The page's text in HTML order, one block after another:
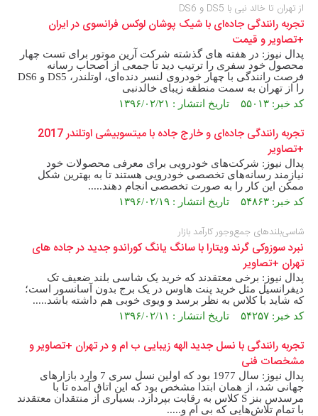
از تهران تا خالد نبی با DS5 و DS6
تجربه رانندگی جاده‌‌ای با شیک پوشان لوکس فرانسوی در ایران
+تصاویر و قیمت
پدال نیوز: در هفته های گذشته شرکت آرین موتور برای تست چهار
محصول خود سفری را ترتیب دید تا جمعی از اصحاب رسانه
فرصت رانندگی با چهار خودروی لنسر دنده‌ای، اوتلندر، DS5 و DS6
را از تهران به سمت منطقه زیبای خالدنبی
کد خبر: ۵۵۰۱۳ تاریخ انتشار : ۱۳۹۶/۰۲/۲۱
تجربه رانندگی جاده‌ای و خارج جاده با میتسوبیشی اوتلندر 2017
+تصاویر
پدال نیوز: شرکت‌های خودرویی برای معرفی محصولات خود
نیازمند رسانه‌های تخصصی خودرویی هستند تا به بهترین شکل
ممکن این ‌کار را به صورت تخصصی انجام دهند.....
کد خبر: ۵۴۸۶۳ تاریخ انتشار : ۱۳۹۶/۰۲/۱۹
شاسی‌بلندهای جمع‌و‌جور کارآمد بازار
نبرد سوزوکی گرند ویتارا با سانگ یانگ کوراندو جدید در جاده های
تهران +تصاویر
پدال نیوز: برخی معتقدند که خرید یک شاسی بلند ضعیف تک
دیفرانسیل مثل خرید پنت هاوس در یک برج بدون آسانسور است؛
که شاید با کلاس به نظر برسد و ویوی خوبی هم داشته باشد.....
کد خبر: ۵۴۲۵۷ تاریخ انتشار : ۱۳۹۶/۰۲/۱۱
تجربه رانندگی با نسل جدید الهه زیبایی ب ام و در تهران +تصاویر و
مشخصات فنی
پدال نیوز: سال 1977 بود که اولین نسل سری 7 وارد بازارهای
جهانی شد، از همان ابتدا مشخص بود که این اتاق آمده تا با
مرسدس بنز S کلاس به رقابت بپردازد. بسیاری از منتقدان معتقدند
با تمام تلاش‌هایی که بی ام و.....